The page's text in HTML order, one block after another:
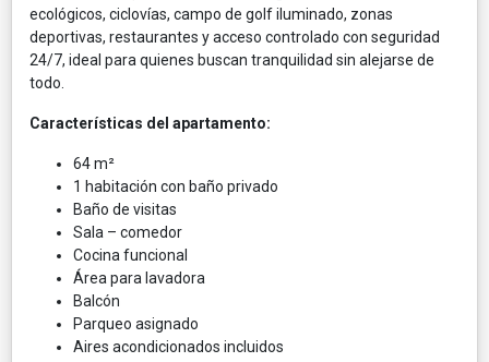
ecológicos, ciclovías, campo de golf iluminado, zonas
deportivas, restaurantes y acceso controlado con seguridad
24/7, ideal para quienes buscan tranquilidad sin alejarse de
todo.
Características del apartamento:
64 m²
1 habitación con baño privado
Baño de visitas
Sala – comedor
Cocina funcional
Área para lavadora
Balcón
Parqueo asignado
Aires acondicionados incluidos